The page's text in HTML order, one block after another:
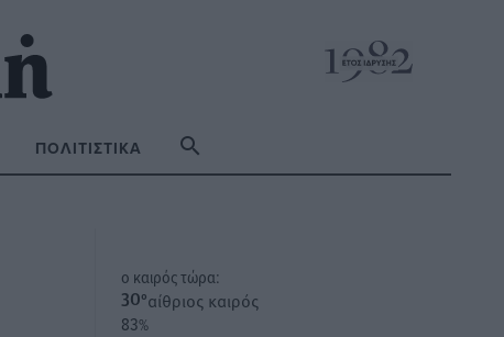
ΠΟΛΙΤΙΣΤΙΚΆ
o καιρός τώρα:
30°αίθριος καιρός
83%